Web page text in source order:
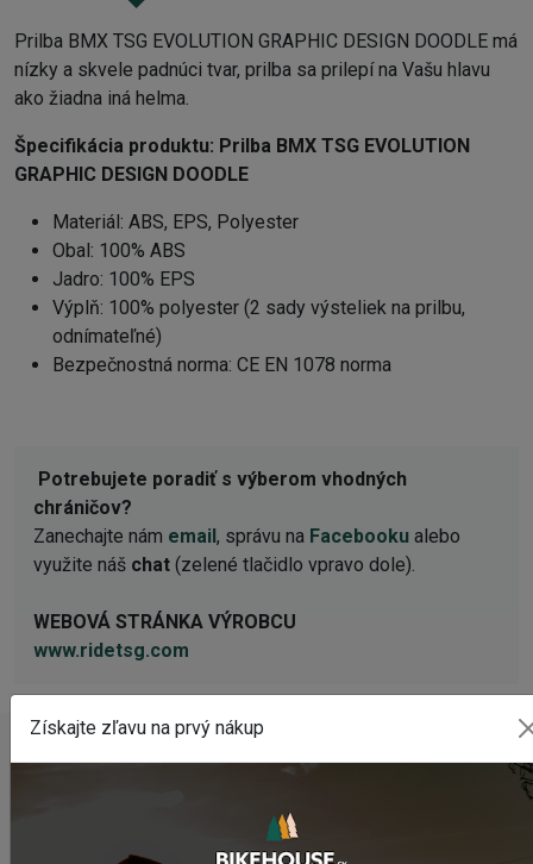
Prilba BMX TSG EVOLUTION GRAPHIC DESIGN DOODLE má
nízky a skvele padnúci tvar, prilba sa prilepí na Vašu hlavu
ako žiadna iná helma.
Špecifikácia produktu: Prilba BMX TSG EVOLUTION
GRAPHIC DESIGN DOODLE
Materiál: ABS, EPS, Polyester
Obal: 100% ABS
Jadro: 100% EPS
Výplň: 100% polyester (2 sady výsteliek na prilbu,
odnímateľné)
Bezpečnostná norma: CE EN 1078 norma
Potrebujete poradiť s výberom vhodných
chráničov?
Zanechajte nám email , správu na Facebooku alebo
využite náš chat (zelené tlačidlo vpravo dole).
WEBOVÁ STRÁNKA VÝROBCU
www.ridetsg.com
Predné svetlo CRUSSIS CRS 1200
Získajte zľavu na prvý nákup